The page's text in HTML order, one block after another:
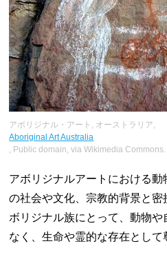
アボリジナル・アート, オーストラリア,
Aboriginal Art Australia
, Public domain, via Wikimedia Commons.
アボリジナルアートにおける
の社会や文化、宗教的背景と
ボリジナル族にとって、動物
なく、生命や霊的な存在として